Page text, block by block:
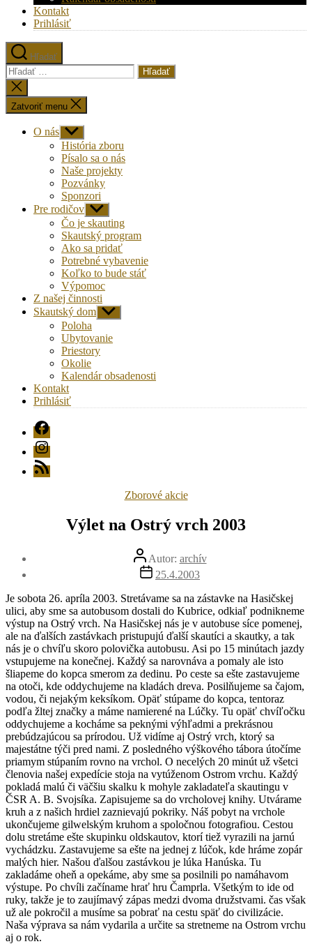
Kontakt
Prihlásiť
Hľadať
Vyhľadať:
Zatvoriť
vyhľadávanie
Zatvoriť menu
O nás Zobraziť
druhú
úroveň
navigácie
História zboru
Písalo sa o nás
Naše projekty
Pozvánky
Sponzori
Pre rodičov Zobraziť
druhú
úroveň
navigácie
Čo je skauting
Skautský program
Ako sa pridať
Potrebné vybavenie
Koľko to bude stáť
Výpomoc
Z našej činnosti
Skautský dom Zobraziť
druhú
úroveň
navigácie
Poloha
Ubytovanie
Priestory
Okolie
Kalendár obsadenosti
Kontakt
Prihlásiť
FB
Instagram
RSS
Kategórie
Zborové akcie
Výlet na Ostrý vrch 2003
Autor
článku
Autor: archív
Dátum
článku
25.4.2003
Je sobota 26. apríla 2003. Stretávame sa na zástavke na Hasičskej
ulici, aby sme sa autobusom dostali do Kubrice, odkiaľ podnikneme
výstup na Ostrý vrch. Na Hasičskej nás je v autobuse síce pomenej,
ale na ďalších zastávkach pristupujú ďalší skautíci a skautky, a tak
nás je o chvíľu skoro polovička autobusu. Asi po 15 minútach jazdy
vstupujeme na konečnej. Každý sa narovnáva a pomaly ale isto
šliapeme do kopca smerom za dedinu. Po ceste sa ešte zastavujeme
na otoči, kde oddychujeme na kladách dreva. Posilňujeme sa čajom,
vodou, či nejakým keksíkom. Opäť stúpame do kopca, tentoraz
podľa žltej značky a máme namierené na Lúčky. Tu opäť chvíľočku
oddychujeme a kocháme sa peknými výhľadmi a prekrásnou
prebúdzajúcou sa prírodou. Už vidíme aj Ostrý vrch, ktorý sa
majestátne týči pred nami. Z posledného výškového tábora útočíme
priamym stúpaním rovno na vrchol. O necelých 20 minút už všetci
členovia našej expedície stoja na vytúženom Ostrom vrchu. Každý
pokladá malú či väčšiu skalku k mohyle zakladateľa skautingu v
ČSR A. B. Svojsíka. Zapisujeme sa do vrcholovej knihy. Utvárame
kruh a z našich hrdiel zaznievajú pokriky. Náš pobyt na vrchole
ukončujeme gilwelským kruhom a spoločnou fotografiou. Cestou
dolu stretáme ešte skupinku oldskautov, ktorí tiež vyrazili na jarnú
vychádzku. Zastavujeme sa ešte na jednej z lúčok, kde hráme zopár
malých hier. Našou ďalšou zastávkou je lúka Hanúska. Tu
zakladáme oheň a opekáme, aby sme sa posilnili po namáhavom
výstupe. Po chvíli začíname hrať hru Čamprla. Všetkým to ide od
ruky, takže je to zaujímavý zápas medzi dvoma družstvami. čas však
už ale pokročil a musíme sa pobrať na cestu späť do civilizácie.
Naša výprava sa nám vydarila a určite sa stretneme na Ostrom vrchu
aj o rok.